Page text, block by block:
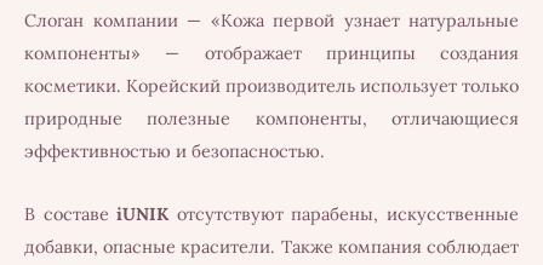
Слоган компании — «Кожа первой узнает натуральные
компоненты» — отображает принципы создания
косметики. Корейский производитель использует только
природные полезные компоненты, отличающиеся
эффективностью и безопасностью.
В составеiUNIKотсутствуют парабены, искусственные
добавки, опасные красители. Также компания соблюдает